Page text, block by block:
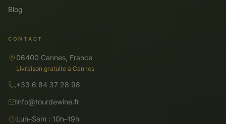
Blog
CONTACT
06400 Cannes, France
Livraison gratuite à Cannes
+33 6 84 37 28 98
info@tourdewine.fr
Lun–Sam : 10h–19h